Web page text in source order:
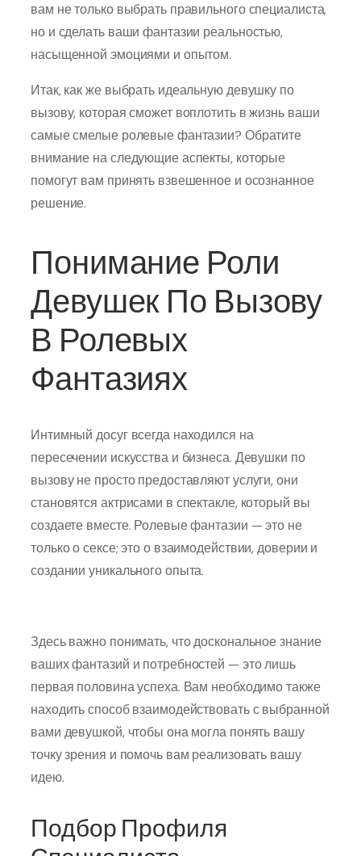
вам не только выбрать правильного специалиста,
но и сделать ваши фантазии реальностью,
насыщенной эмоциями и опытом.
Итак, как же выбрать идеальную девушку по
вызову, которая сможет воплотить в жизнь ваши
самые смелые ролевые фантазии? Обратите
внимание на следующие аспекты, которые
помогут вам принять взвешенное и осознанное
решение.
Понимание Роли
Девушек По Вызову
В Ролевых
Фантазиях
Интимный досуг всегда находился на
пересечении искусства и бизнеса. Девушки по
вызову не просто предоставляют услуги, они
становятся актрисами в спектакле, который вы
создаете вместе. Ролевые фантазии — это не
только о сексе; это о взаимодействии, доверии и
создании уникального опыта.
Здесь важно понимать, что доскональное знание
ваших фантазий и потребностей — это лишь
первая половина успеха. Вам необходимо также
находить способ взаимодействовать с выбранной
вами девушкой, чтобы она могла понять вашу
точку зрения и помочь вам реализовать вашу
идею.
Подбор Профиля